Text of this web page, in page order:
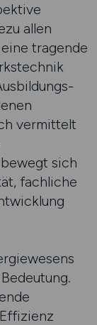
allen
tragende
vermittelt
sich
fachliche